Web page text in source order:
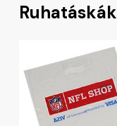
Ruhatáskák